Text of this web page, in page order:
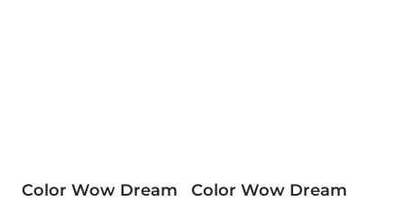
Color Wow Dream
Color Wow Dream